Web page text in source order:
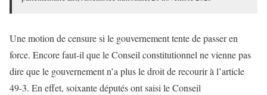
Une motion de censure si le gouvernement tente de passer en
force. Encore faut-il que le Conseil constitutionnel ne vienne pas
dire que le gouvernement n’a plus le droit de recourir à l’article
49-3. En effet, soixante députés ont saisi le Conseil